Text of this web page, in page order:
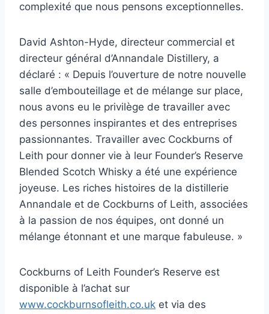
complexité que nous pensons exceptionnelles.
David Ashton-Hyde, directeur commercial et
directeur général d’Annandale Distillery, a
déclaré : « Depuis l’ouverture de notre nouvelle
salle d’embouteillage et de mélange sur place,
nous avons eu le privilège de travailler avec
des personnes inspirantes et des entreprises
passionnantes. Travailler avec Cockburns of
Leith pour donner vie à leur Founder’s Reserve
Blended Scotch Whisky a été une expérience
joyeuse. Les riches histoires de la distillerie
Annandale et de Cockburns of Leith, associées
à la passion de nos équipes, ont donné un
mélange étonnant et une marque fabuleuse. »
Cockburns of Leith Founder’s Reserve est
disponible à l’achat sur
www.cockburnsofleith.co.uk et via des